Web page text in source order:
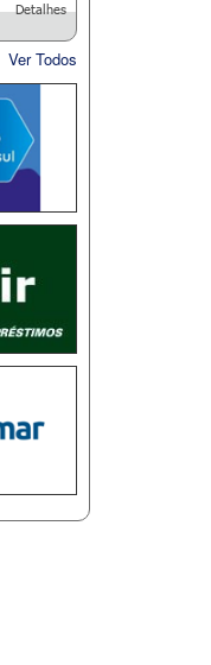
Detalhes
Ver Todos